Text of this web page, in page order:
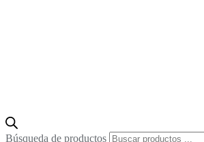
Búsqueda de productos